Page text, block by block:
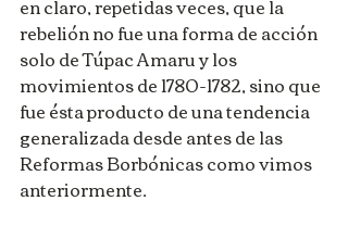
rebelión no fue una forma de acción
solo de Túpac Amaru y los
movimientos de 1780-1782, sino que
fue ésta producto de una tendencia
generalizada desde antes de las
Reformas Borbónicas como vimos
anteriormente.